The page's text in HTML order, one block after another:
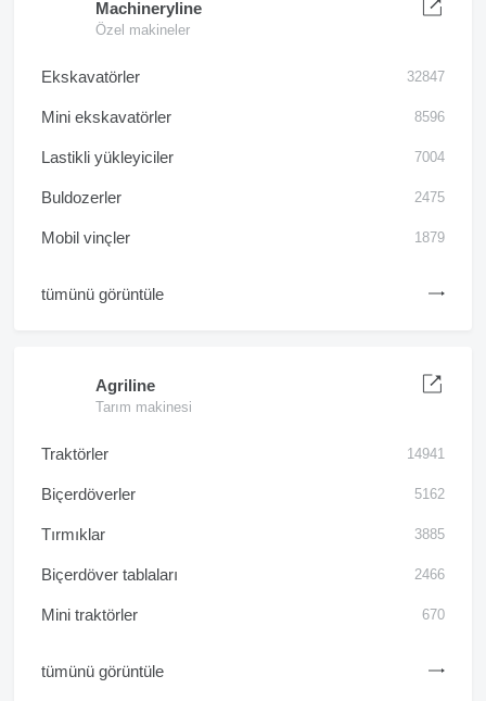
Machineryline
Özel makineler
Ekskavatörler 32847
Mini ekskavatörler 8596
Lastikli yükleyiciler 7004
Buldozerler 2475
Mobil vinçler 1879
tümünü görüntüle
Agriline
Tarım makinesi
Traktörler 14941
Biçerdöverler 5162
Tırmıklar 3885
Biçerdöver tablaları 2466
Mini traktörler 670
tümünü görüntüle